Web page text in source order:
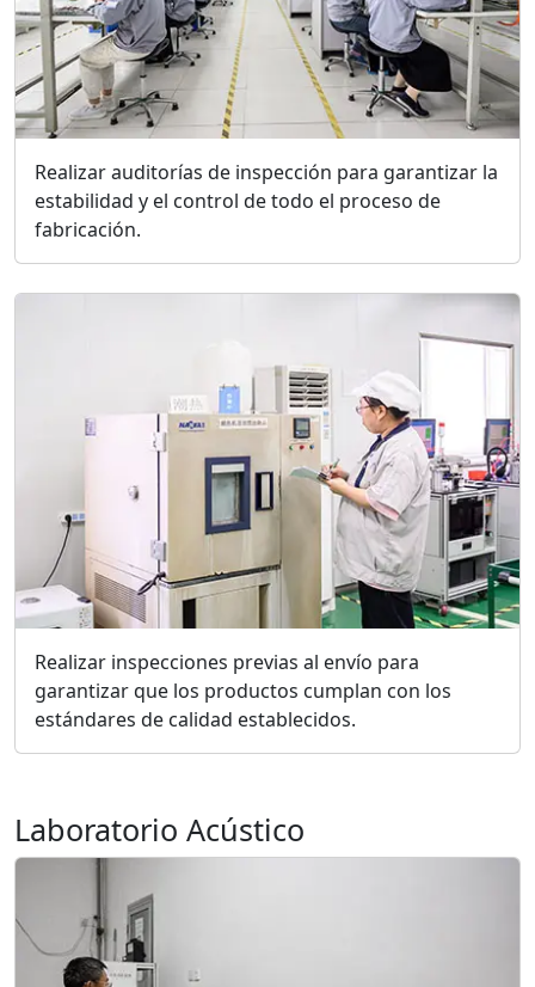
Realizar auditorías de inspección para garantizar la
estabilidad y el control de todo el proceso de
fabricación.
Realizar inspecciones previas al envío para
garantizar que los productos cumplan con los
estándares de calidad establecidos.
Laboratorio Acústico